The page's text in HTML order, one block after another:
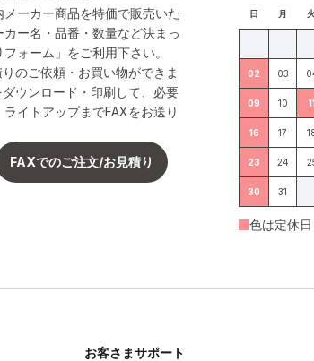
ーカー商品を特価で販売いた
ー名・品番・数量など決まっ
ォーム」をご利用下さい。
のご依頼・お買い物ができま
ウンロード・印刷して、必要
イトアップまでFAXをお送り
FAXでのご注文/お見積り
日 月 火
02 03
09 10 11
16 17
23 24
30 31
色は定休日
お客さまサポート